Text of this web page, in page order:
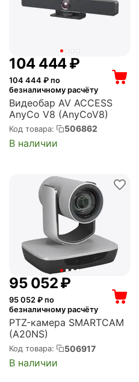
104 444₽
104 444 ₽ по
безналичному расчёту
Видеобар AV ACCESS
AnyCo V8 (AnyCoV8)
Код товара: 506862
В наличии
95 052₽
95 052 ₽ по
безналичному расчёту
PTZ-камера SMARTCAM
(A20NS)
Код товара: 506917
В наличии